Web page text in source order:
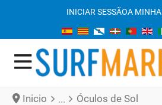
INICIAR SESSÃOA
Inicio Óculos de Sol